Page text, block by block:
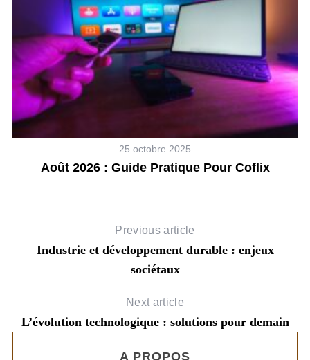
25 octobre 2025
Août 2026 : Guide Pratique Pour Coflix
Previous article
Industrie et développement durable : enjeux
sociétaux
Next article
L’évolution technologique : solutions pour demain
A PROPOS